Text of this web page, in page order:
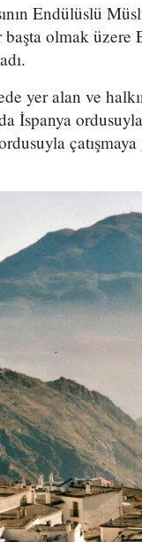
Endülüslü
başta olmak
yer alan ve
İspanya